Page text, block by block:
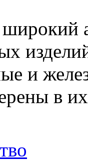
и
в их